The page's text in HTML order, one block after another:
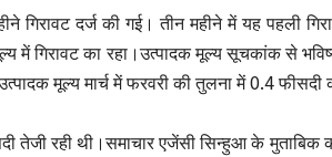
गिरावट दर्ज की गई। तीन महीने में यह पहली
में गिरावट का रहा।उत्पादक मूल्य सूचकांक से
मूल्य मार्च में फरवरी की तुलना में 0.4 फीसदी
तेजी रही थी।समाचार एजेंसी सिन्हुआ के